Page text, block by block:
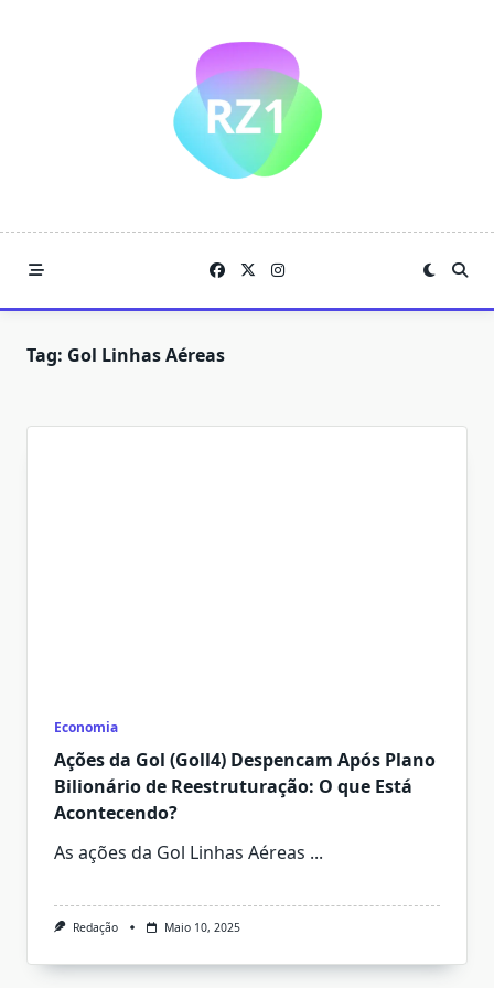
Tag: Gol Linhas Aéreas
Economia
Ações da Gol (Goll4) Despencam Após Plano
Bilionário de Reestruturação: O que Está
Acontecendo?
As ações da Gol Linhas Aéreas ...
Redação Maio 10, 2025